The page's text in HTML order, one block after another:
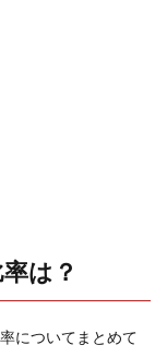
は？
についてまとめて